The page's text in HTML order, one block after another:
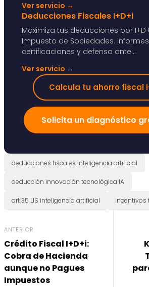
Ver servicio →
Deducciones Fiscales I+D+i
Maximiza tus deducciones por
Impuesto de Sociedades.
certificaciones y defensa ante...
Ver servicio →
Calcula tu ahorro fiscal
Solicita un diagnóstico
deducciones fiscales inteligencia artificial
deducción innovación tecnológica IA
art 35 LIS inteligencia artificial incentivos
ANTERIOR
Crédito Fiscal I+D+i:
Cobra de Hacienda
aunque no Pagues
Impuestos